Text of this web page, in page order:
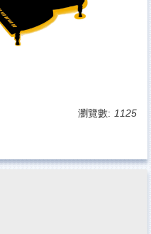
瀏覽數: 1125